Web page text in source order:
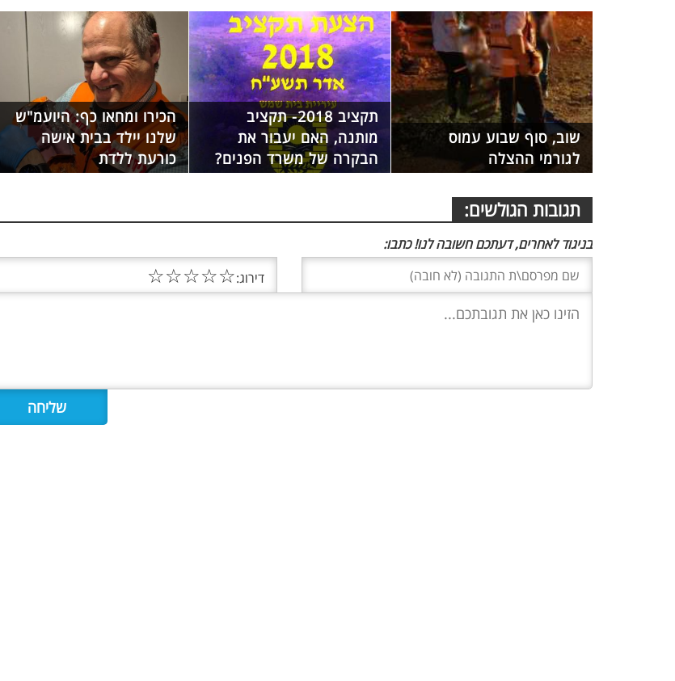
שוב, סוף שבוע עמוס
לגורמי ההצלה
תקציב 2018- תקציב
מותנה, האם יעבור את
הבקרה של משרד הפנים?
הכירו ומחאו כף: היועמ"ש
שלנו יילד בבית אישה
כורעת ללדת
תגובות הגולשים:
בניגוד לאחרים, דעתכם חשובה לנו! כתבו:
דירוג:☆
☆
☆
☆
☆